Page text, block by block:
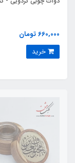
660,000 تومان